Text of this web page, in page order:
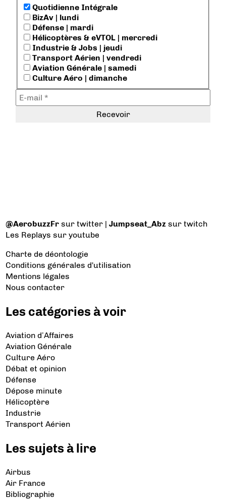
Quotidienne Intégrale
BizAv | lundi
Défense | mardi
Hélicoptères & eVTOL | mercredi
Industrie & Jobs | jeudi
Transport Aérien | vendredi
Aviation Générale | samedi
Culture Aéro | dimanche
@AerobuzzFr sur twitter |Jumpseat_Abz sur twitch
Les Replays sur youtube
Charte de déontologie
Conditions générales d'utilisation
Mentions légales
Nous contacter
Les catégories à voir
Aviation d’Affaires
Aviation Générale
Culture Aéro
Débat et opinion
Défense
Dépose minute
Hélicoptère
Industrie
Transport Aérien
Les sujets à lire
Airbus
Air France
Bibliographie